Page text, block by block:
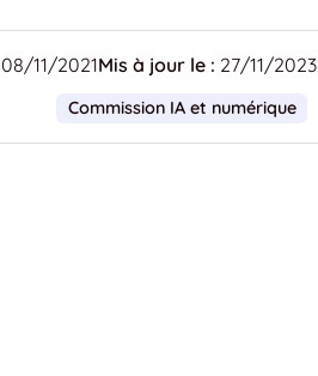
08/11/2021Mis à jour le : 27/11/2023
Commission IA et numérique